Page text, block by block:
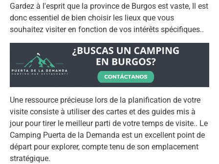
Gardez à l'esprit que la province de Burgos est vaste, Il est
donc essentiel de bien choisir les lieux que vous
souhaitez visiter en fonction de vos intérêts spécifiques..
Une ressource précieuse lors de la planification de votre
visite consiste à utiliser des cartes et des guides mis à
jour pour tirer le meilleur parti de votre temps de visite.. Le
Camping Puerta de la Demanda est un excellent point de
départ pour explorer, compte tenu de son emplacement
stratégique.